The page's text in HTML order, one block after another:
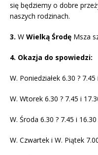
się będziemy o dobre
naszych rodzinach.
3. W Wielką Środę Msza
4. Okazja do spowiedzi:
W. Poniedziałek 6.30 ?
W. Wtorek 6.30 ? 7.45 i
W. Środa 6.30 ? 7.45 i 16.30
W. Czwartek i W. Piątek